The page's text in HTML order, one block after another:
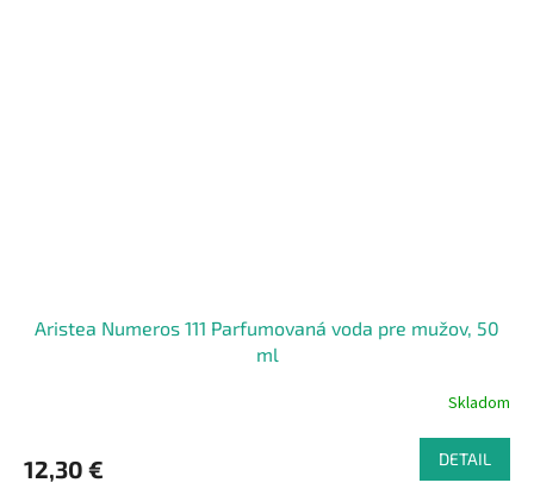
Aristea Numeros 111 Parfumovaná voda pre mužov, 50
ml
Skladom
12,30 € DETAIL